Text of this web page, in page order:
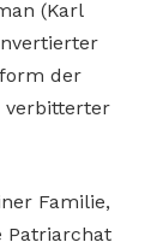
(Karl
der
verbitterter
Familie,
Patriarchat